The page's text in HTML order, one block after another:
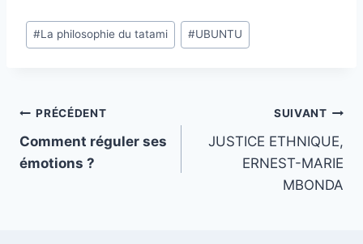
Étiquettes
de
#La philosophie du tatami #UBUNTU
Navigation
de
PRÉCÉDENT
Comment réguler ses
émotions ?
SUIVANT
JUSTICE ETHNIQUE,
ERNEST-MARIE
MBONDA